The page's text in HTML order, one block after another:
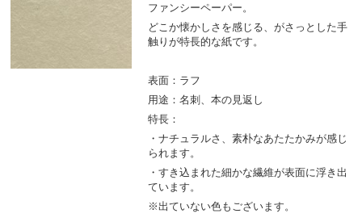
ファンシーペーパー。
どこか懐かしさを感じる、がさっとした手
触りが特長的な紙です。
表面：ラフ
用途：名刺、本の見返し
特長：
・ナチュラルさ、素朴なあたたかみが感じ
られます。
・すき込まれた細かな繊維が表面に浮き出
ています。
※出ていない色もございます。